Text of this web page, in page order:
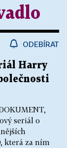
ODEBÍRAT
Harry
seriál o
která za ním